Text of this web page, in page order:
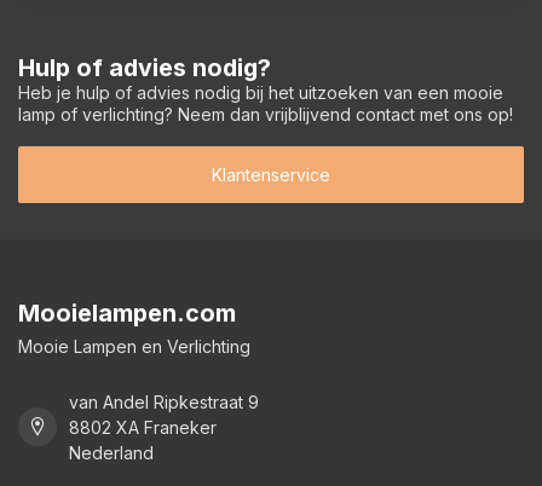
Hulp of advies nodig?
Heb je hulp of advies nodig bij het uitzoeken van een mooie
lamp of verlichting? Neem dan vrijblijvend contact met ons op!
Klantenservice
Mooielampen.com
Mooie Lampen en Verlichting
van Andel Ripkestraat 9
8802 XA Franeker
Nederland